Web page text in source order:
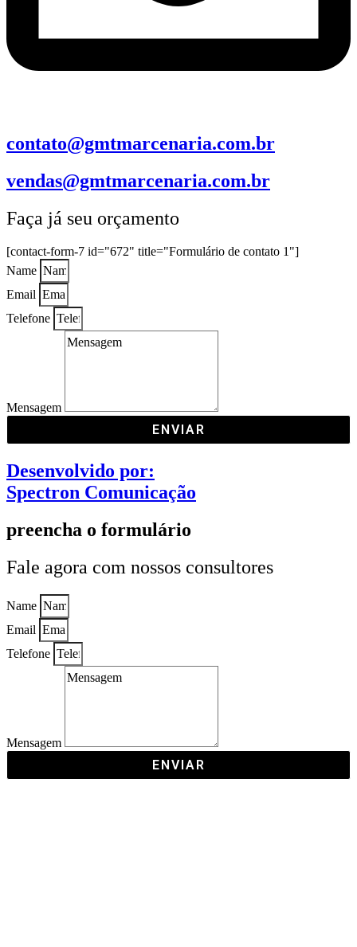
contato@gmtmarcenaria.com.br
vendas@gmtmarcenaria.com.br
Faça já seu orçamento
[contact-form-7 id="672" title="Formulário de contato 1"]
Name
Email
Telefone
Mensagem
ENVIAR
Desenvolvido por:
Spectron Comunicação
preencha o formulário
Fale agora com nossos consultores
Name
Email
Telefone
Mensagem
ENVIAR